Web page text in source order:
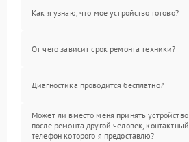
Как я узнаю, что мое устройство готово?
От чего зависит срок ремонта техники?
Диагностика проводится бесплатно?
Может ли вместо меня принять устройство
после ремонта другой человек, контактный
телефон которого я предоставлю?